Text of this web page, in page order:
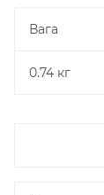
Вага
0.74 кг